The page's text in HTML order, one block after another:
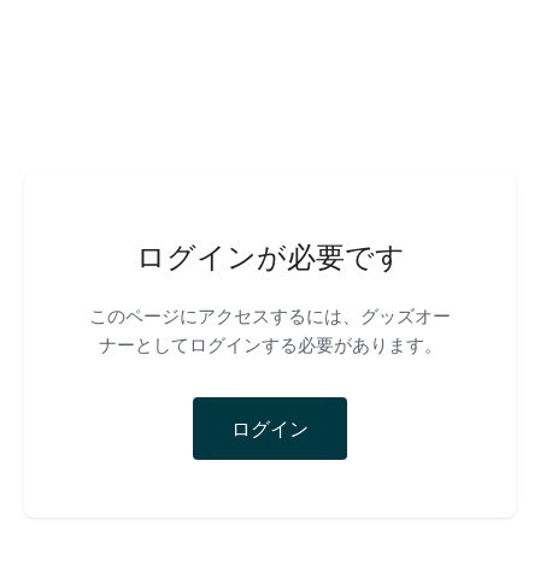
ログインが必要です
このページにアクセスするには、グッズオー
ナーとしてログインする必要があります。
ログイン